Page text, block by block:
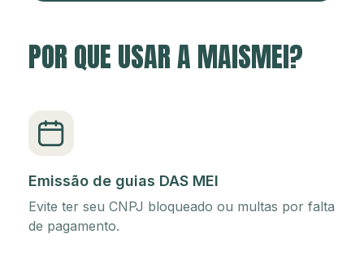
POR QUE USAR A MAISMEI?
Emissão de guias DAS MEI
Evite ter seu CNPJ bloqueado ou multas por falta
de pagamento.